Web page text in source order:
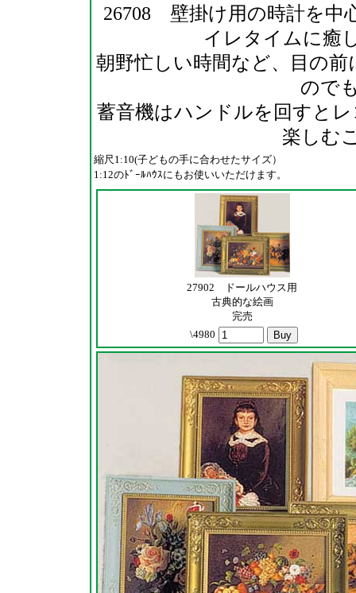
26708 壁掛け用の時計を中
イレタイムに癒
朝野忙しい時間など、目の
ので
蓄音機はハンドルを回すと
楽しむ
縮尺1:10(子どもの手に合わせたサイズ）
1:12のﾄﾞｰﾙﾊｳｽにもお使いいただけます。
27902 ドールハウス用
古典的な絵画
完売
\4980